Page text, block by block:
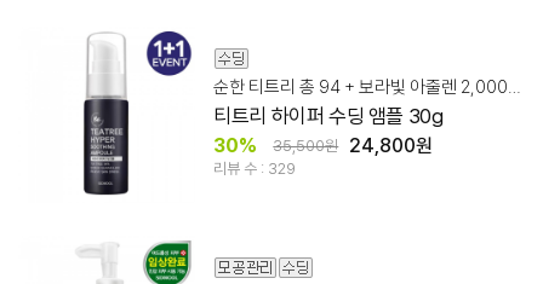
순한 티트리 총 94 + 보라빛 아줄렌 2,000ppm
티트리 하이퍼 수딩 앰플 30g
30% 35,500원 24,800원
리뷰 수 : 329